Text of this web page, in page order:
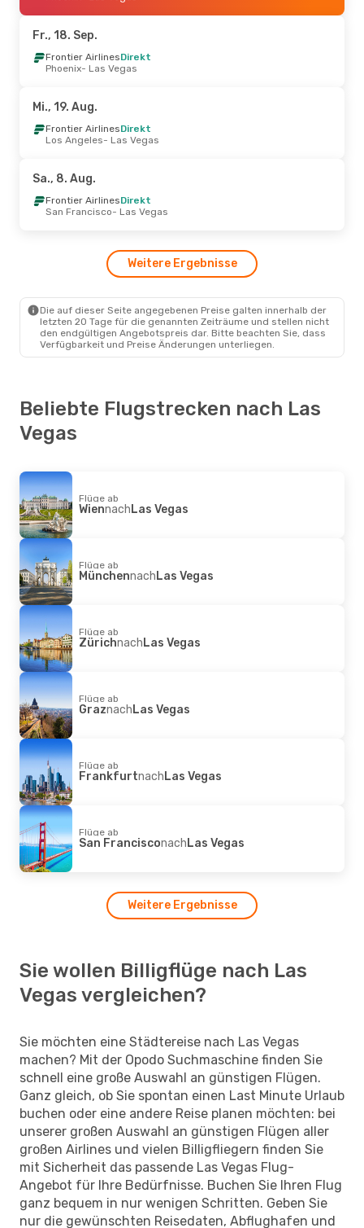
Las Vegas- San Francisco
Do., 17. Sep.- Sa., 19. Sep.
Frontier Airlines
Las Vegas- Seattle
Frontier Airlines
Los Angeles
Frontier AirlinesDirekt
Las Vegas- Los Angeles
- So., 11. Okt.
Frontier Airlines
Direkt
- Las Vegas
Fr., 18. Sep.
Frontier AirlinesDirekt
Phoenix- Las Vegas
Mi., 19. Aug.
Frontier AirlinesDirekt
Los Angeles- Las Vegas
Sa., 8. Aug.
Frontier AirlinesDirekt
San Francisco- Las Vegas
Weitere Ergebnisse
Die auf dieser Seite angegebenen Preise galten innerhalb der
letzten 20 Tage für die genannten Zeiträume und stellen nicht
den endgültigen Angebotspreis dar. Bitte beachten Sie, dass
Verfügbarkeit und Preise Änderungen unterliegen.
Beliebte Flugstrecken nach Las
Vegas
Flüge ab
WiennachLas Vegas
Flüge ab
MünchennachLas Vegas
Flüge ab
ZürichnachLas Vegas
Flüge ab
GraznachLas Vegas
Flüge ab
FrankfurtnachLas Vegas
Flüge ab
San FrancisconachLas Vegas
Weitere Ergebnisse
Sie wollen Billigflüge nach Las
Vegas vergleichen?
Sie möchten eine Städtereise nach Las Vegas
machen? Mit der Opodo Suchmaschine finden Sie
schnell eine große Auswahl an günstigen Flügen.
Ganz gleich, ob Sie spontan einen Last Minute Urlaub
buchen oder eine andere Reise planen möchten: bei
unserer großen Auswahl an günstigen Flügen aller
großen Airlines und vielen Billigfliegern finden Sie
mit Sicherheit das passende Las Vegas Flug-
Angebot für Ihre Bedürfnisse. Buchen Sie Ihren Flug
ganz bequem in nur wenigen Schritten. Geben Sie
nur die gewünschten Reisedaten, Abflughafen und